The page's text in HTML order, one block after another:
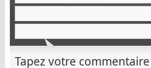
Tapez votre commentaire